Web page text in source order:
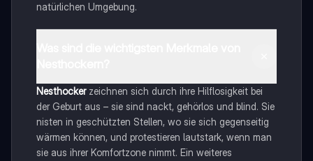
natürlichen Umgebung.
Nesthockerzeichnen sich durch ihre Hilflosigkeit bei
der Geburt aus – sie sind nackt, gehörlos und blind. Sie
nisten in geschützten Stellen, wo sie sich gegenseitig
wärmen können, und protestieren lautstark, wenn man
sie aus ihrer Komfortzone nimmt. Ein weiteres